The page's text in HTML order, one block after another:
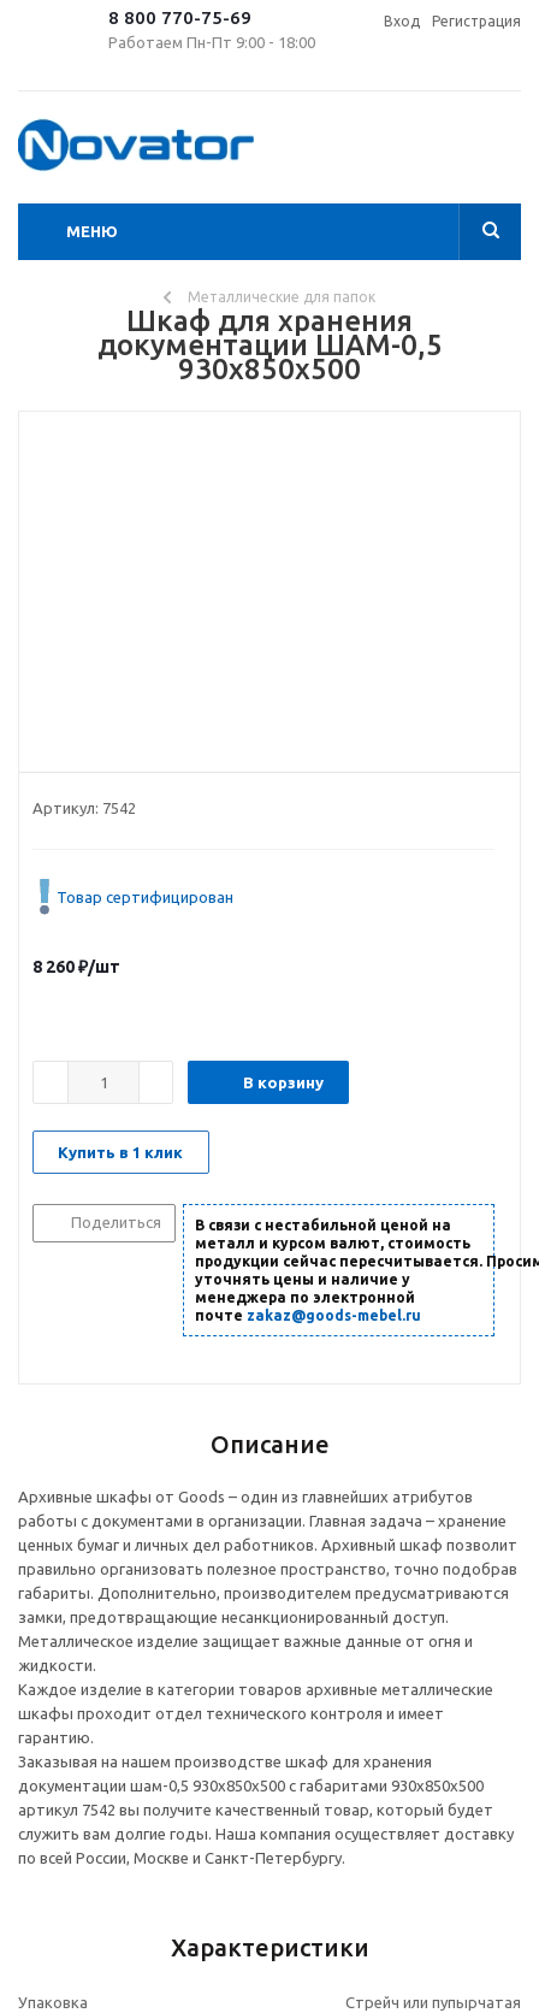
8 800 770-75-69
Работаем Пн-Пт 9:00 - 18:00
Вход Регистрация
МЕНЮ
Металлические для папок
Шкаф для хранения
документации ШАМ-0,5
930x850x500
Артикул: 7542
Товар сертифицирован
8 260₽/шт
В корзину
Купить в 1 клик
Поделиться
В связи с нестабильной ценой на
металл и курсом валют, стоимость
продукции сейчас пересчитывается.
уточнять цены и наличие у
менеджера по электронной
почте zakaz@goods-mebel.ru
Описание
Архивные шкафы от Goods – один из главнейших атрибутов
работы с документами в организации. Главная задача – хранение
ценных бумаг и личных дел работников. Архивный шкаф позволит
правильно организовать полезное пространство, точно подобрав
габариты. Дополнительно, производителем предусматриваются
замки, предотвращающие несанкционированный доступ.
Металлическое изделие защищает важные данные от огня и
жидкости.
Каждое изделие в категории товаров архивные металлические
шкафы проходит отдел технического контроля и имеет
гарантию.
Заказывая на нашем производстве шкаф для хранения
документации шам-0,5 930x850x500 с габаритами 930x850x500
артикул 7542 вы получите качественный товар, который будет
служить вам долгие годы. Наша компания осуществляет доставку
по всей России, Москве и Санкт-Петербургу.
Характеристики
Упаковка
Стрейч или пупырчатая